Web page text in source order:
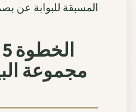
المسبقة للبوابة عن
مجموعة